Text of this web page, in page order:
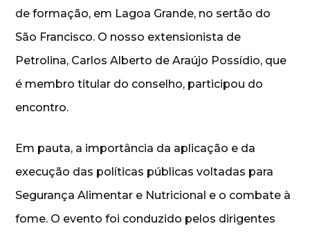
de formação, em Lagoa Grande, no sertão do
São Francisco. O nosso extensionista de
Petrolina, Carlos Alberto de Araújo Possídio, que
é membro titular do conselho, participou do
encontro.
Em pauta, a importância da aplicação e da
execução das políticas públicas voltadas para
Segurança Alimentar e Nutricional e o combate à
fome. O evento foi conduzido pelos dirigentes